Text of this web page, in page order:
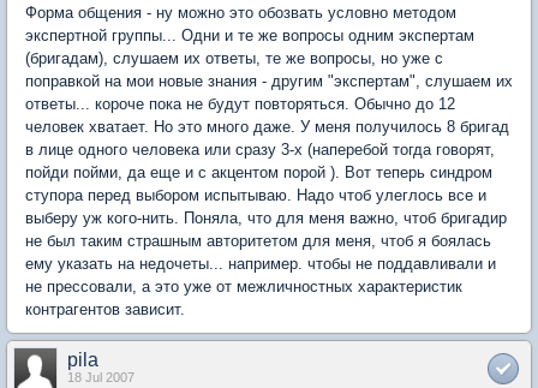
Форма общения - ну можно это обозвать условно методом
экспертной группы... Одни и те же вопросы одним экспертам
(бригадам), слушаем их ответы, те же вопросы, но уже с
поправкой на мои новые знания - другим "экспертам", слушаем их
ответы... короче пока не будут повторяться. Обычно до 12
человек хватает. Но это много даже. У меня получилось 8 бригад
в лице одного человека или сразу 3-х (наперебой тогда говорят,
пойди пойми, да еще и с акцентом порой ). Вот теперь синдром
ступора перед выбором испытываю. Надо чтоб улеглось все и
выберу уж кого-нить. Поняла, что для меня важно, чтоб бригадир
не был таким страшным авторитетом для меня, чтоб я боялась
ему указать на недочеты... например. чтобы не поддавливали и
не прессовали, а это уже от межличностных характеристик
контрагентов зависит.
pila
18 Jul 2007